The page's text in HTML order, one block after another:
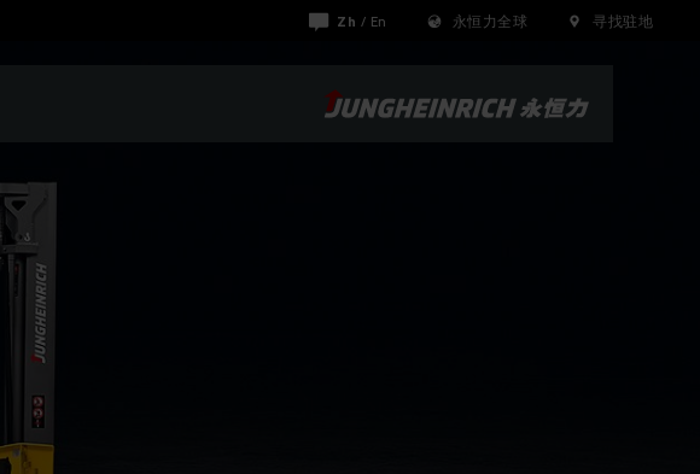
Zh / En 永恒力全球 寻找驻地